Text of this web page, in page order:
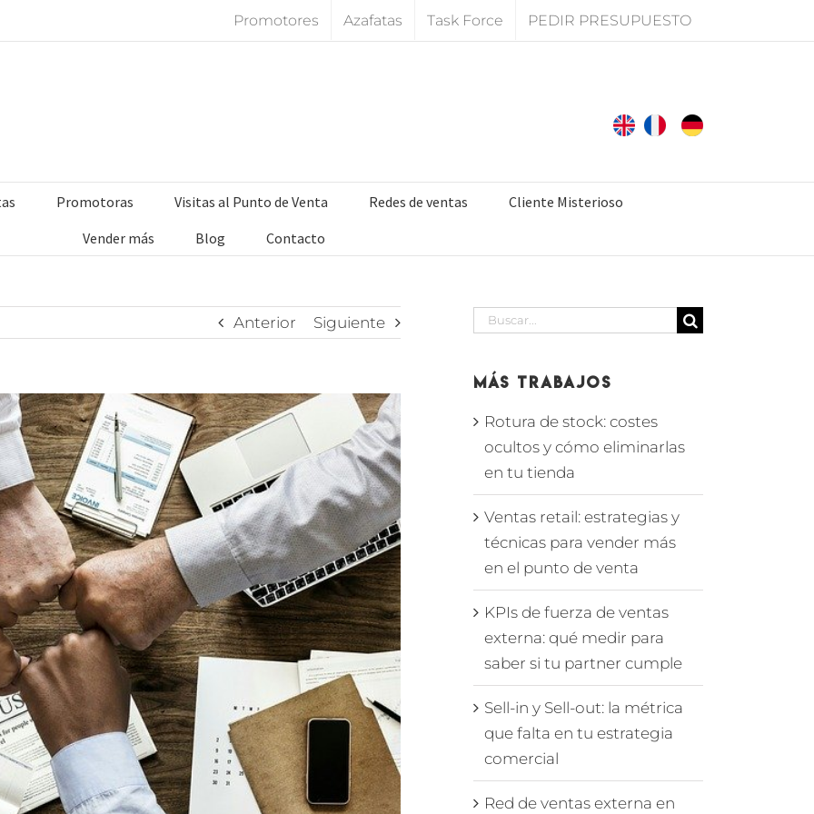
Promotores Azafatas Task Force PEDIR PRESUPUESTO
Promotoras Visitas al Punto de Venta Redes de ventas
Cliente Misterioso
Vender más
Blog Contacto
Anterior Siguiente Buscar:
Más Trabajos
Rotura de stock: costes
ocultos y cómo eliminarlas
en tu tienda
Ventas retail: estrategias y
técnicas para vender más
en el punto de venta
KPIs de fuerza de ventas
externa: qué medir para
saber si tu partner cumple
Sell-in y Sell-out: la métrica
que falta en tu estrategia
comercial
Red de ventas externa en